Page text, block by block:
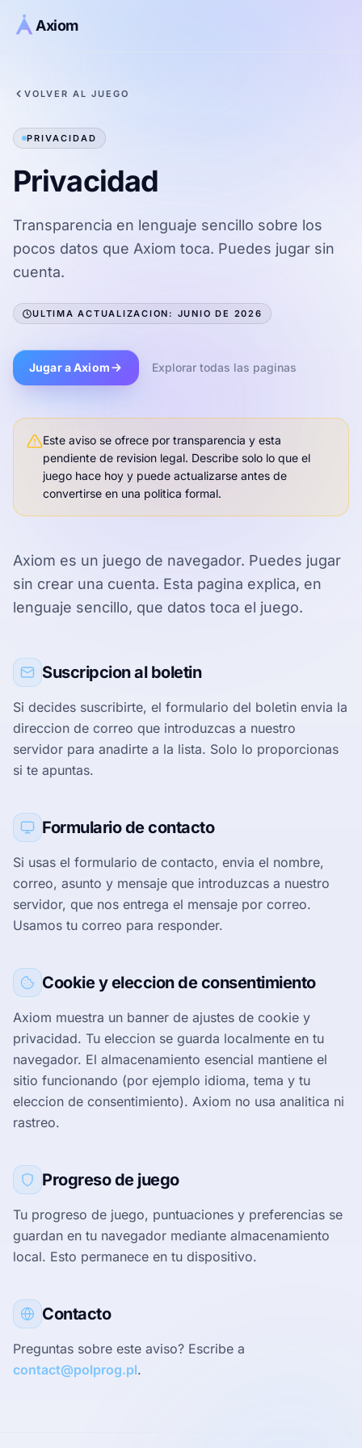
Axiom
VOLVER AL JUEGO
PRIVACIDAD
Privacidad
Transparencia en lenguaje sencillo sobre los
pocos datos que Axiom toca. Puedes jugar sin
cuenta.
ULTIMA ACTUALIZACION: JUNIO DE 2026
Jugar a Axiom Explorar todas las paginas
Este aviso se ofrece por transparencia y esta
pendiente de revision legal. Describe solo lo que el
juego hace hoy y puede actualizarse antes de
convertirse en una politica formal.
Axiom es un juego de navegador. Puedes jugar
sin crear una cuenta. Esta pagina explica, en
lenguaje sencillo, que datos toca el juego.
Suscripcion al boletin
Si decides suscribirte, el formulario del boletin envia la
direccion de correo que introduzcas a nuestro
servidor para anadirte a la lista. Solo lo proporcionas
si te apuntas.
Formulario de contacto
Si usas el formulario de contacto, envia el nombre,
correo, asunto y mensaje que introduzcas a nuestro
servidor, que nos entrega el mensaje por correo.
Usamos tu correo para responder.
Cookie y eleccion de consentimiento
Axiom muestra un banner de ajustes de cookie y
privacidad. Tu eleccion se guarda localmente en tu
navegador. El almacenamiento esencial mantiene el
sitio funcionando (por ejemplo idioma, tema y tu
eleccion de consentimiento). Axiom no usa analitica ni
rastreo.
Progreso de juego
Tu progreso de juego, puntuaciones y preferencias se
guardan en tu navegador mediante almacenamiento
local. Esto permanece en tu dispositivo.
Contacto
Preguntas sobre este aviso? Escribe a
contact@polprog.pl.